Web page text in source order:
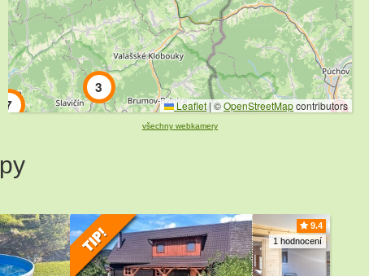
2
7
3
8
Leaflet | ©OpenStreetMapcontributors
všechny webkamery
9.4
1 hodnocení